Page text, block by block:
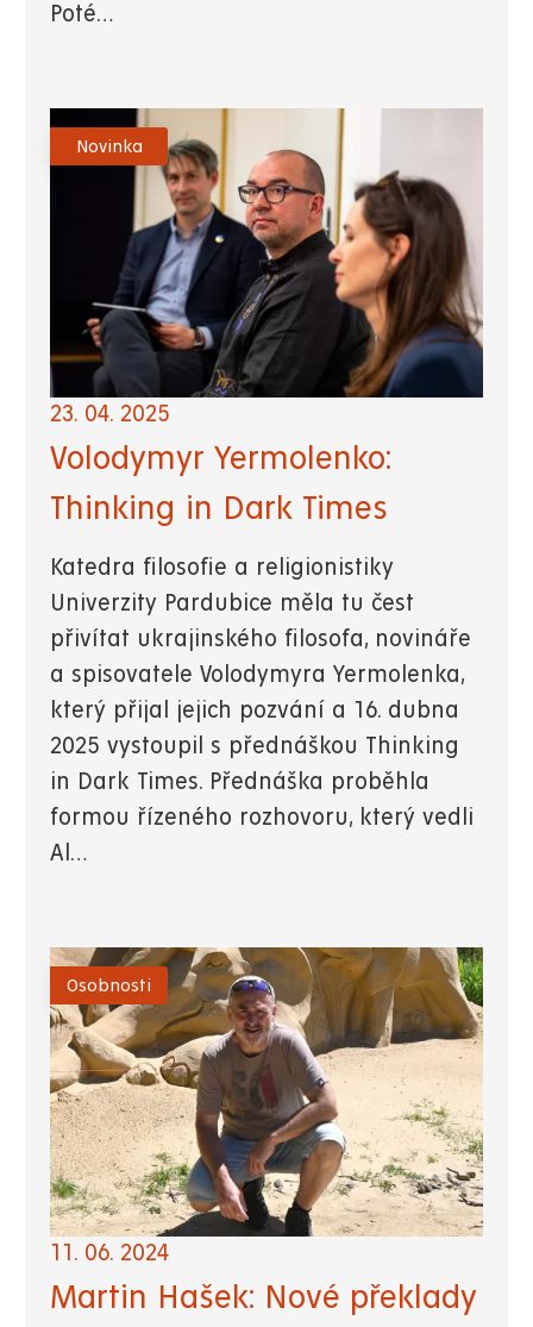
Poté…
Novinka
23. 04. 2025
Volodymyr Yermolenko:
Thinking in Dark Times
Katedra filosofie a religionistiky
Univerzity Pardubice měla tu čest
přivítat ukrajinského filosofa, novináře
a spisovatele Volodymyra Yermolenka,
který přijal jejich pozvání a 16. dubna
2025 vystoupil s přednáškou Thinking
in Dark Times. Přednáška proběhla
formou řízeného rozhovoru, který vedli
Al…
Osobnosti
11. 06. 2024
Martin Hašek: Nové překlady